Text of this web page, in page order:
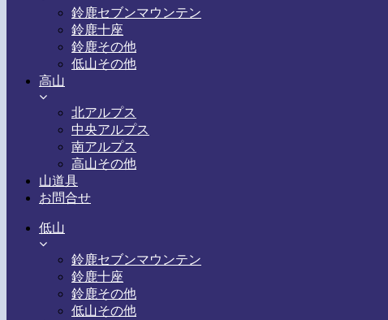
鈴鹿セブンマウンテン
鈴鹿十座
鈴鹿その他
低山その他
高山
北アルプス
中央アルプス
南アルプス
高山その他
山道具
お問合せ
低山
鈴鹿セブンマウンテン
鈴鹿十座
鈴鹿その他
低山その他